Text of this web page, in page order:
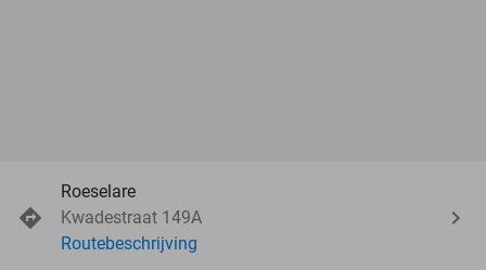
Roeselare
Kwadestraat 149A
Routebeschrijving